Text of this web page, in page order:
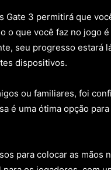
Gate 3 permitirá que
o que você faz no jogo
seu progresso estará
dispositivos.
ou familiares, foi
é uma ótima opção
para colocar as mãos